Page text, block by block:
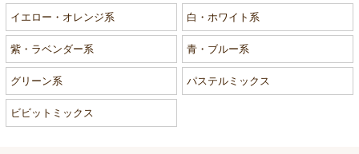
イエロー・オレンジ系 白・ホワイト系
紫・ラベンダー系 青・ブルー系
グリーン系 パステルミックス
ビビットミックス